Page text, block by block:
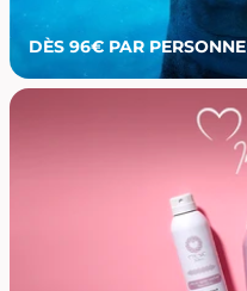
DÈS 96€ PAR PERSONNE